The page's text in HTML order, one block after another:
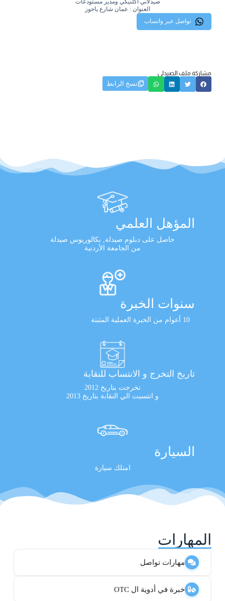
صيدلاني اكلنيكي ومدير مستودعات
العنوان : عمان شارع ياجوز
تواصل عبر واتساب
مشاركة ملف الصيدلي:
نسخ الرابط
المؤهل العلمي
حاصل على دبلوم صيدلة, بكالوريوس صيدلة
من الجامعة الأردنية
سنوات الخبرة
10 أعوام من الخبرة العملية المثبتة
تاريخ التخرج و الانتساب للنقابة
تخرجت بتاريخ 2012
و انتسبت الي النقابة بتاريخ 2013
السيارة
امتلك سيارة
المهارات
مهارات تواصل
خبرة في أدوية ال OTC